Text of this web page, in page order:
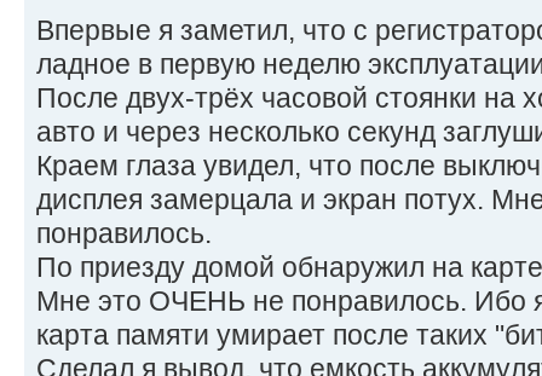
Впервые я заметил, что с
ладное в первую неделю
После двух-трёх часовой стоянки на
авто и через несколько секунд
Краем глаза увидел, что после
дисплея замерцала и экран потух.
понравилось.
По приезду домой обнаружил на
Мне это ОЧЕНЬ не понравилось. Ибо
карта памяти умирает после таких
Сделал я вывод, что емкость